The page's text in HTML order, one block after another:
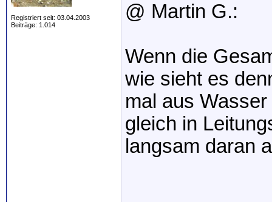
Registriert seit: 03.04.2003
Beiträge: 1.014
@ Martin G.:
Wenn die
wie sieht es
mal aus
gleich in
langsam daran